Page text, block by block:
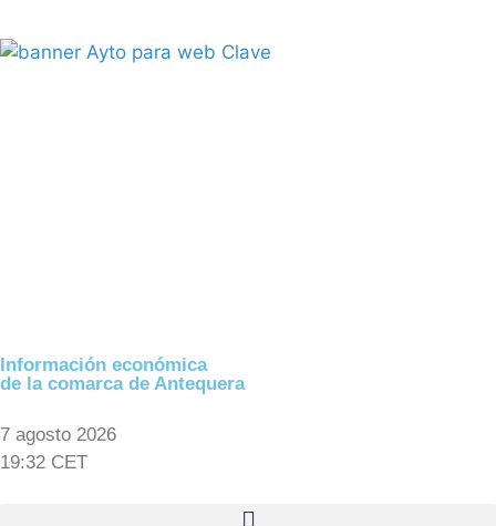
Información económica
de la comarca de Antequera
7 agosto 2026
19:32 CET